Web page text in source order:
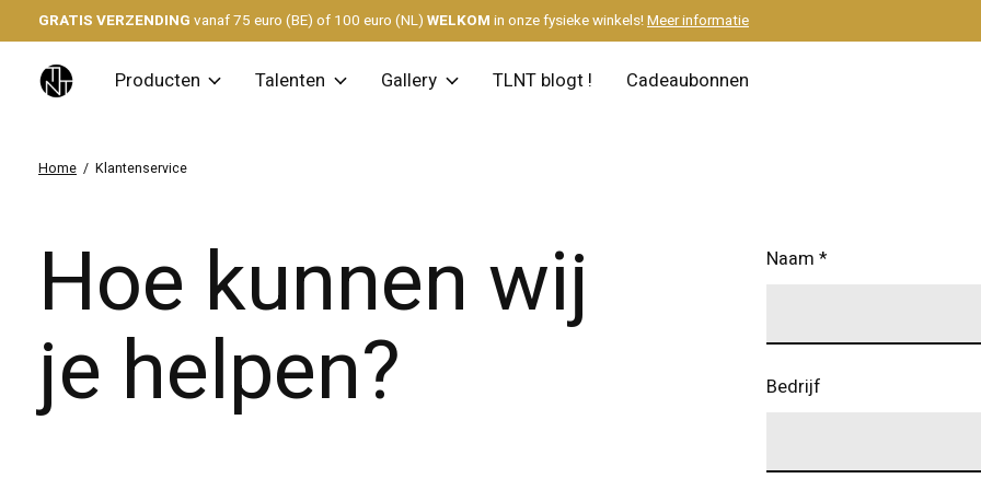
GRATIS VERZENDING vanaf 75 euro (BE) of 100 euro (NL) WELKOM in onze fysieke winkels!Meer informatie
Producten Talenten Gallery TLNT blogt ! Cadeaubonnen
Home / Klantenservice
Hoe kunnen wij
je helpen?
Naam *
Bedrijf